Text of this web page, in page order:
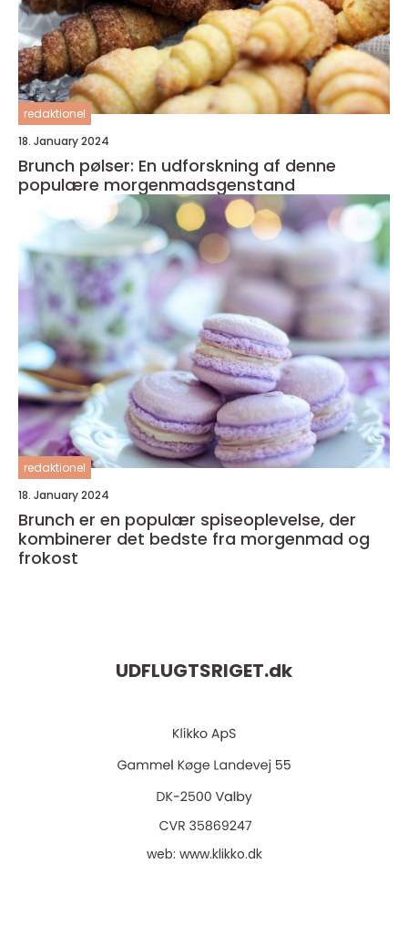
redaktionel
18. January 2024
Brunch pølser: En udforskning af denne
populære morgenmadsgenstand
redaktionel
18. January 2024
Brunch er en populær spiseoplevelse, der
kombinerer det bedste fra morgenmad og
frokost
UDFLUGTSRIGET.dk
web: www.klikko.dk